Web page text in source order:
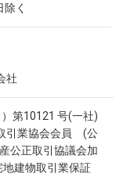
く
社
第10121 号(一社)
引業協会会員 (公
公正取引協議会加
建物取引業保証